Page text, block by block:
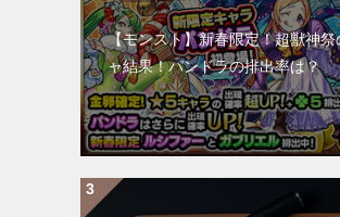
【モンスト】新春限定！超獣神祭
ャ結果！パンドラの排出率は？